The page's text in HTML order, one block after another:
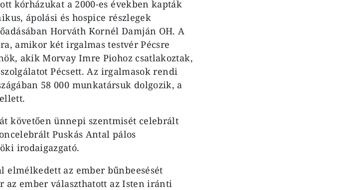
kórházukat a 2000-es években kapták
ápolási és hospice részlegek
Horváth Kornél Damján OH. A
amikor két irgalmas testvér Pécsre
akik Morvay Imre Piohoz csatlakoztak,
Pécsett. Az irgalmasok rendi
58 000 munkatársuk dolgozik, a
követően ünnepi szentmisét celebrált
Puskás Antal pálos
irodaigazgató.
elmélkedett az ember bűnbeesését
az ember választhatott az Isten iránti